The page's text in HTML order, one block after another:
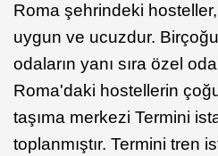
Roma şehrindeki
uygun ve ucuzdur.
odaların yanı sıra özel
Roma'daki hostellerin
taşıma merkezi Termini
toplanmıştır. Termini tren